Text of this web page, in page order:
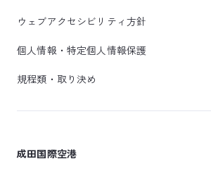
ウェブアクセシビリティ方針
個人情報・特定個人情報保護
規程類・取り決め
成田国際空港